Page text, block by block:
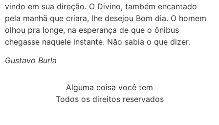
vindo em sua direção. O Divino, também encantado
pela manhã que criara, lhe desejou Bom dia. O homem
olhou pra longe, na esperança de que o ônibus
chegasse naquele instante. Não sabia o que dizer.
Gustavo Burla
Alguma coisa você tem
Todos os direitos reservados